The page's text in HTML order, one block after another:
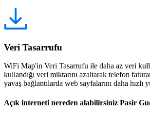
Veri Tasarrufu
WiFi Map'in Veri Tasarrufu ile daha az veri
kullandığı veri miktarını azaltarak telefon
yavaş bağlantılarda web sayfalarını daha hızlı
Açık interneti nereden alabilirsiniz Pasir